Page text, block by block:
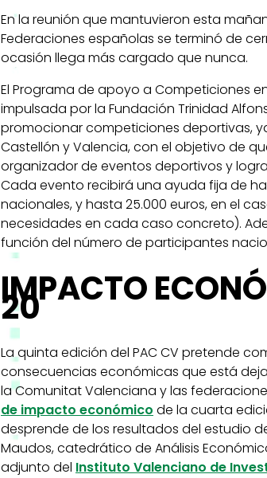
En la reunión que mantuvieron esta
Federaciones españolas se terminó de
ocasión llega más cargado que nunca.
El Programa de apoyo a Competiciones
impulsada por la Fundación Trinidad
promocionar competiciones deportivas,
Castellón y Valencia, con el objetivo de
organizador de eventos deportivos y
Cada evento recibirá una ayuda fija de
nacionales, y hasta 25.000 euros, en el
necesidades en cada caso concreto).
función del número de participantes
IMPACTO
20
La quinta edición del PAC CV pretende
consecuencias económicas que está
la Comunitat Valenciana y las
de impacto económico de la cuarta
desprende de los resultados del estudio
Maudos, catedrático de Análisis
adjunto del Instituto Valenciano de